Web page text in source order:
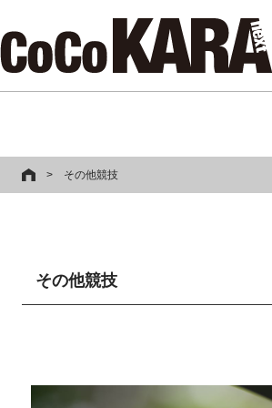
> その他競技
その他競技